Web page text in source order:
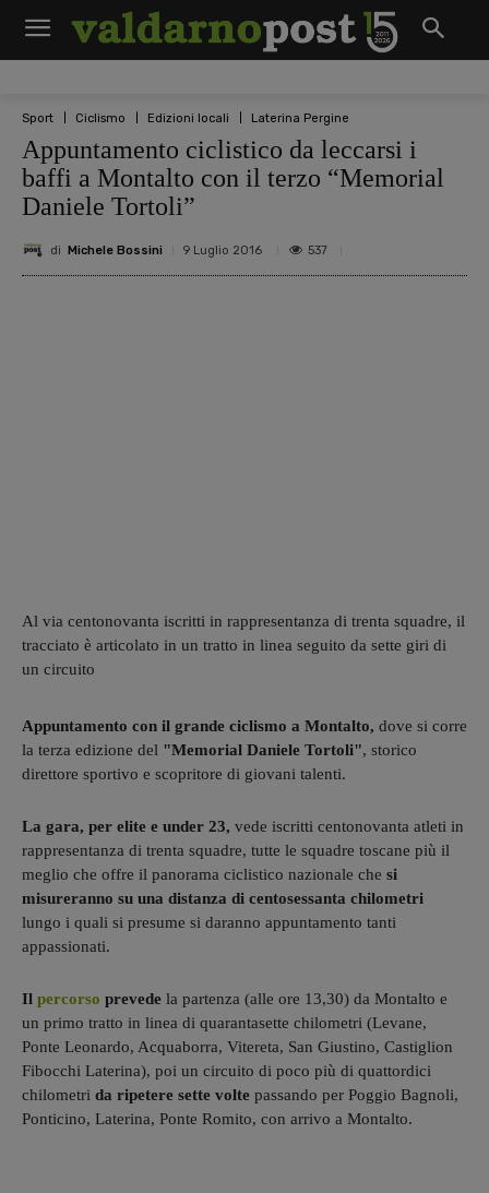
Sport Ciclismo Edizioni locali Laterina Pergine
Appuntamento ciclistico da leccarsi i
baffi a Montalto con il terzo “Memorial
Daniele Tortoli”
di Michele Bossini 9 Luglio 2016 537
Al via centonovanta iscritti in rappresentanza di trenta squadre, il
tracciato è articolato in un tratto in linea seguito da sette giri di
un circuito
Appuntamento con il grande ciclismo a Montalto, dove si corre
la terza edizione del "Memorial Daniele Tortoli", storico
direttore sportivo e scopritore di giovani talenti.
La gara, per elite e under 23, vede iscritti centonovanta atleti in
rappresentanza di trenta squadre, tutte le squadre toscane più il
meglio che offre il panorama ciclistico nazionale che si
misureranno su una distanza di centosessanta chilometri
lungo i quali si presume si daranno appuntamento tanti
appassionati.
Il percorso prevede la partenza (alle ore 13,30) da Montalto e
un primo tratto in linea di quarantasette chilometri (Levane,
Ponte Leonardo, Acquaborra, Vitereta, San Giustino, Castiglion
Fibocchi Laterina), poi un circuito di poco più di quattordici
chilometri da ripetere sette volte passando per Poggio Bagnoli,
Ponticino, Laterina, Ponte Romito, con arrivo a Montalto.